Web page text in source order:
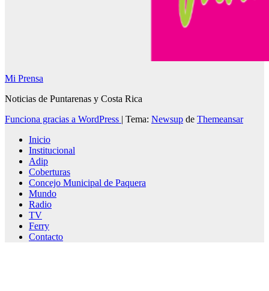
Mi Prensa
Noticias de Puntarenas y Costa Rica
Funciona gracias a WordPress
Tema: Newsup de Themeansar
Inicio
Institucional
Adip
Coberturas
Concejo Municipal de Paquera
Mundo
Radio
TV
Ferry
Contacto